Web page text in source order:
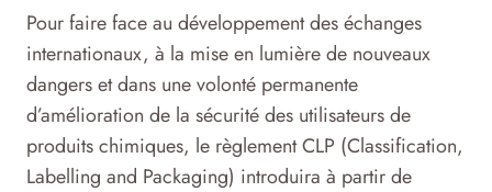
Pour faire face au développement des échanges
internationaux, à la mise en lumière de nouveaux
dangers et dans une volonté permanente
d’amélioration de la sécurité des utilisateurs de
produits chimiques, le règlement CLP (Classification,
Labelling and Packaging) introduira à partir de